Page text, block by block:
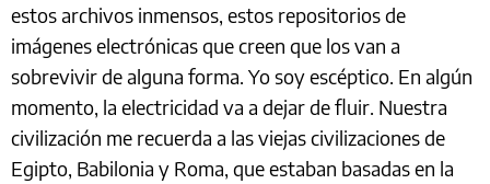
estos archivos inmensos, estos repositorios de
imágenes electrónicas que creen que los van a
sobrevivir de alguna forma. Yo soy escéptico. En algún
momento, la electricidad va a dejar de fluir. Nuestra
civilización me recuerda a las viejas civilizaciones de
Egipto, Babilonia y Roma, que estaban basadas en la